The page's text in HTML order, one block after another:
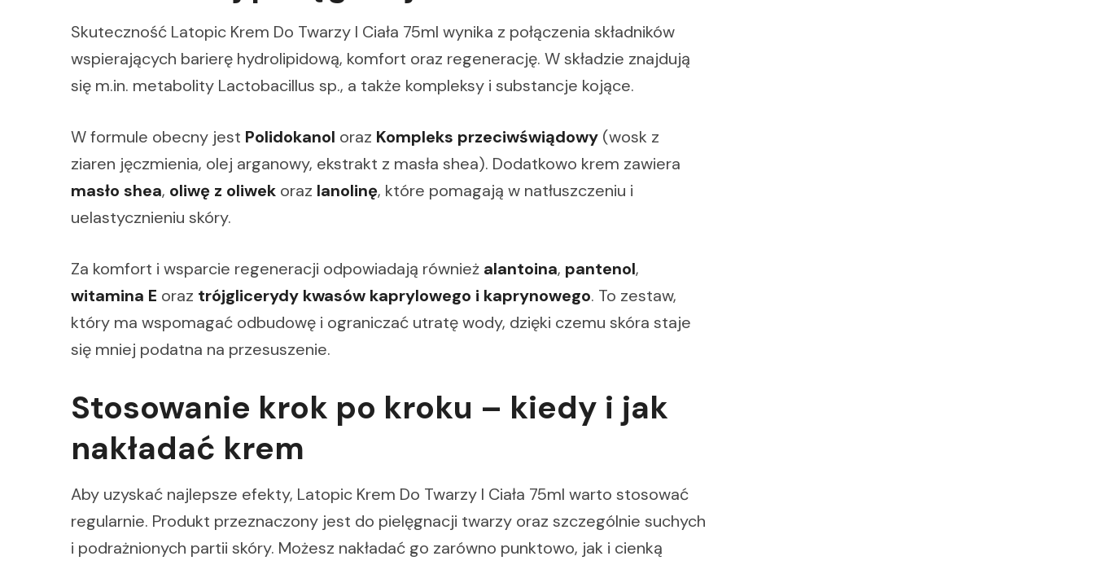
Skuteczność Latopic Krem Do Twarzy I Ciała 75ml wynika z połączenia składników
wspierających barierę hydrolipidową, komfort oraz regenerację. W składzie znajdują
się m.in. metabolity Lactobacillus sp., a także kompleksy i substancje kojące.
W formule obecny jest Polidokanol oraz Kompleks przeciwświądowy (wosk z
ziaren jęczmienia, olej arganowy, ekstrakt z masła shea). Dodatkowo krem zawiera
masło shea, oliwę z oliwek oraz lanolinę, które pomagają w natłuszczeniu i
uelastycznieniu skóry.
Za komfort i wsparcie regeneracji odpowiadają również alantoina, pantenol,
witamina E oraz trójglicerydy kwasów kaprylowego i kaprynowego. To zestaw,
który ma wspomagać odbudowę i ograniczać utratę wody, dzięki czemu skóra staje
się mniej podatna na przesuszenie.
Stosowanie krok po kroku – kiedy i jak
nakładać krem
Aby uzyskać najlepsze efekty, Latopic Krem Do Twarzy I Ciała 75ml warto stosować
regularnie. Produkt przeznaczony jest do pielęgnacji twarzy oraz szczególnie suchych
i podrażnionych partii skóry. Możesz nakładać go zarówno punktowo, jak i cienką